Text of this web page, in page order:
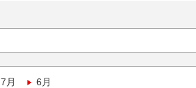
7月 6月